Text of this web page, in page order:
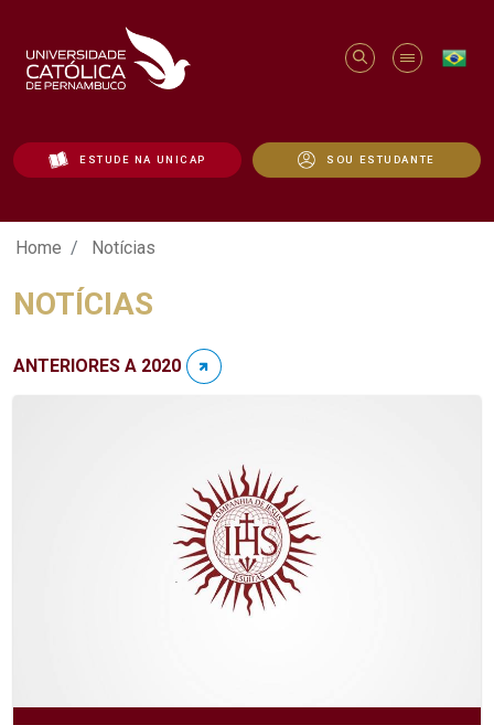
ESTUDE NA UNICAP SOU ESTUDANTE
Notícias - Unicap
Home Notícias
NOTÍCIAS
ANTERIORES A 2020